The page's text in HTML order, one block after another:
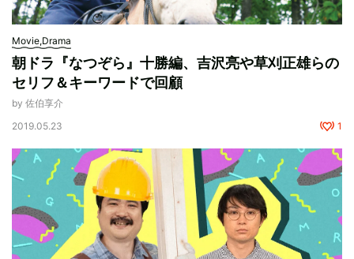
Movie,Drama
朝ドラ『なつぞら』十勝編、吉沢亮や草刈正雄らの
セリフ＆キーワードで回顧
by 佐伯享介
2019.05.23
1